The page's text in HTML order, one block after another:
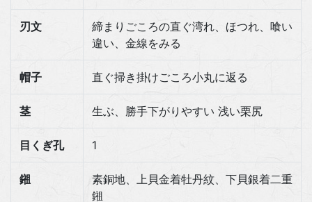
刃文
締まりごころの直ぐ湾れ、ほつれ、喰い
違い、金線をみる
帽子 直ぐ掃き掛けごころ小丸に返る
茎 生ぶ、勝手下がりやすい 浅い栗尻
目くぎ孔 1
鎺
素銅地、上貝金着牡丹紋、下貝銀着二重
鎺